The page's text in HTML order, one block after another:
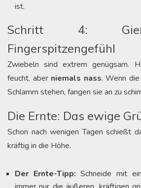
ist.
Schritt 4:
Fingerspitzengefühl
Zwiebeln sind extrem genügsam.
feucht, aber niemals nass. Wenn
Schlamm stehen, fangen sie an zu
Die Ernte: Das ewige
Schon nach wenigen Tagen schießt
kräftig in die Höhe.
Der Ernte-Tipp: Schneide mit